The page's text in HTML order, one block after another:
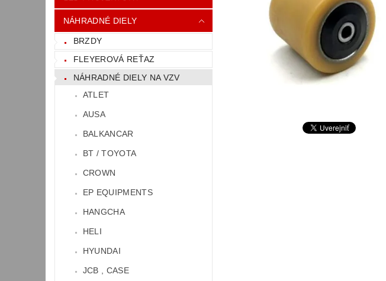
NÁHRADNÉ DIELY
BRZDY
FLEYEROVÁ REŤAZ
NÁHRADNÉ DIELY NA VZV
ATLET
AUSA
BALKANCAR
BT / TOYOTA
CROWN
EP EQUIPMENTS
HANGCHA
HELI
HYUNDAI
JCB , CASE